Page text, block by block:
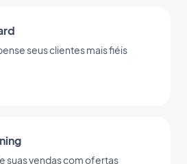
seus clientes mais fiéis
suas vendas com ofertas